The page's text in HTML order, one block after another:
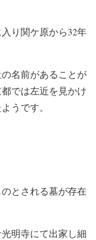
り関ケ原から32年
名前があることが
では左近を見かけ
うです。
とされる墓が存在
明寺にて出家し細